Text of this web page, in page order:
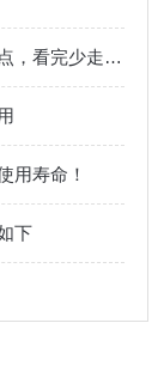
别让操作毁了石墨烯薄膜！关键使用要点，看完少走弯路
用寿命！
下